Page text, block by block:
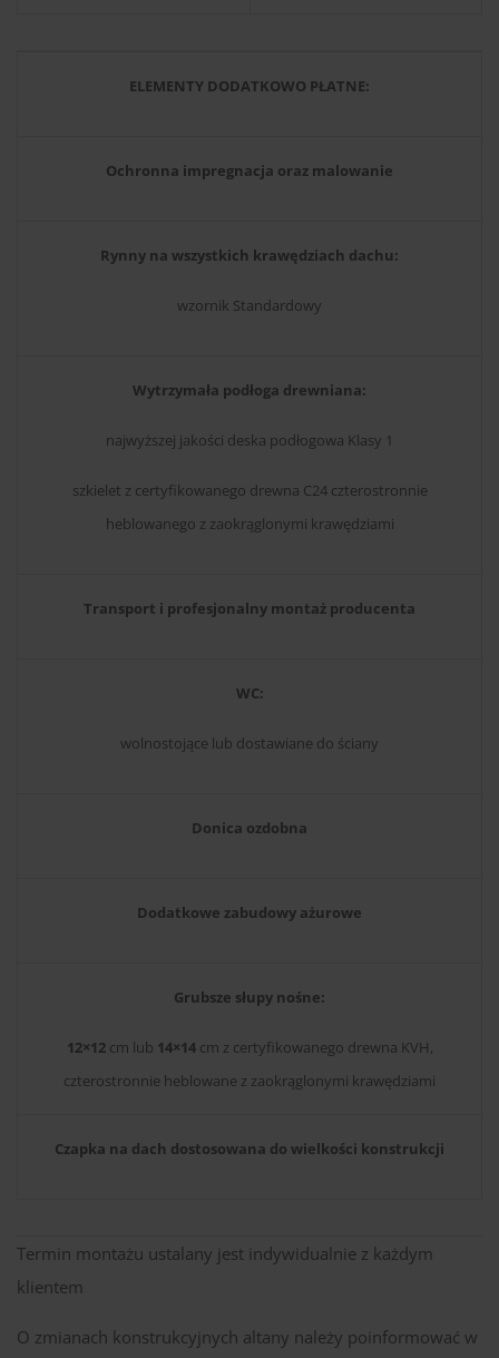
ELEMENTY DODATKOWO PŁATNE:
Ochronna impregnacja oraz malowanie
Rynny na wszystkich krawędziach dachu:
wzornik Standardowy
Wytrzymała podłoga drewniana:
najwyższej jakości deska podłogowa Klasy 1
szkielet z certyfikowanego drewna C24 czterostronnie
heblowanego z zaokrąglonymi krawędziami
Transport i profesjonalny montaż producenta
WC:
wolnostojące lub dostawiane do ściany
Donica ozdobna
Dodatkowe zabudowy ażurowe
Grubsze słupy nośne:
12×12 cm lub 14×14 cm z certyfikowanego drewna KVH,
czterostronnie heblowane z zaokrąglonymi krawędziami
Czapka na dach dostosowana do wielkości konstrukcji
Termin montażu ustalany jest indywidualnie z każdym
klientem
O zmianach konstrukcyjnych altany należy poinformować w